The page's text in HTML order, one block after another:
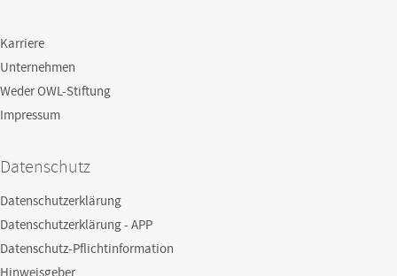
Karriere
Unternehmen
Weder OWL-Stiftung
Impressum
Datenschutz
Datenschutzerklärung
Datenschutzerklärung - APP
Datenschutz-Pflichtinformation
Hinweisgeber